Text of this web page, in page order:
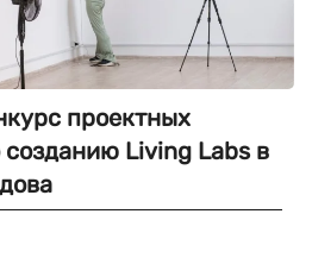
проектных
Living Labs в